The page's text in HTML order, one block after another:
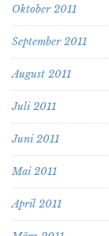
Oktober 2011
September 2011
August 2011
Juli 2011
Juni 2011
Mai 2011
April 2011